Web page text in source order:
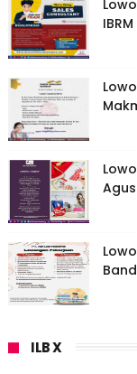
ILB X